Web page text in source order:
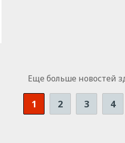
Еще больше новостей
1 2 3 4